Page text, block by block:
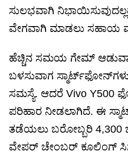
ಸುಲಭವಾಗಿ
ವೇಗವಾಗಿ ಮಾಡಲು ಸಹಾಯ
ಹೆಚ್ಚಿನ ಸಮಯ ಗೇಮ್
ಬಳಸುವಾಗ
ಸಮಸ್ಯೆ. ಆದರೆ Vivo Y500
ಪರಿಹಾರ ನೀಡಲಾಗಿದೆ. ಈ
ತಡೆಯಲು ಬರೋಬ್ಬರಿ
ವೇಪರ್ ಚೇಂಬರ್ ಕೂಲಿಂಗ್